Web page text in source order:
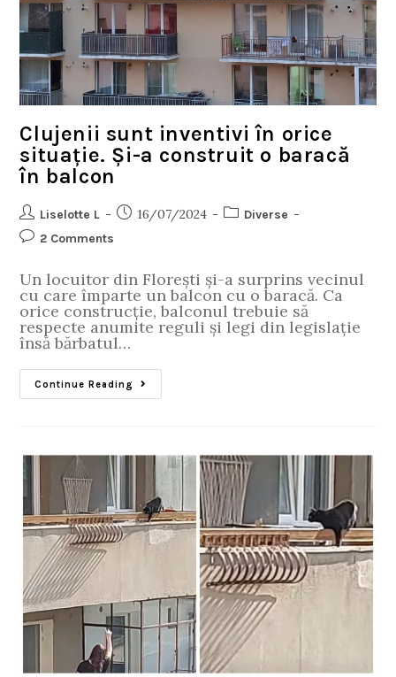
Clujenii sunt inventivi în orice
situație. Și-a construit o baracă
în balcon
Liselotte L 16/07/2024
Diverse
2 Comments
Un locuitor din Florești și-a surprins vecinul
cu care împarte un balcon cu o baracă. Ca
orice construcție, balconul trebuie să
respecte anumite reguli și legi din legislație
însă bărbatul…
Continue Reading